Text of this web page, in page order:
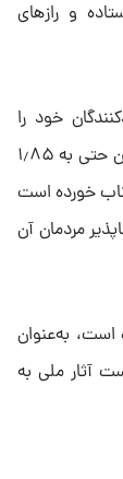
و رازهای
قطر ۴ متر، بازدیدکنندگان خود را
شگفت‌زده می‌کند؛ درختی که طول برخی شاخه‌های آن حتی به ۱٫۸۵
خورده است
مردمان آن
است، به‌عنوان
ایران در سال ۱۳۸۲ در فهرست آثار ملی به